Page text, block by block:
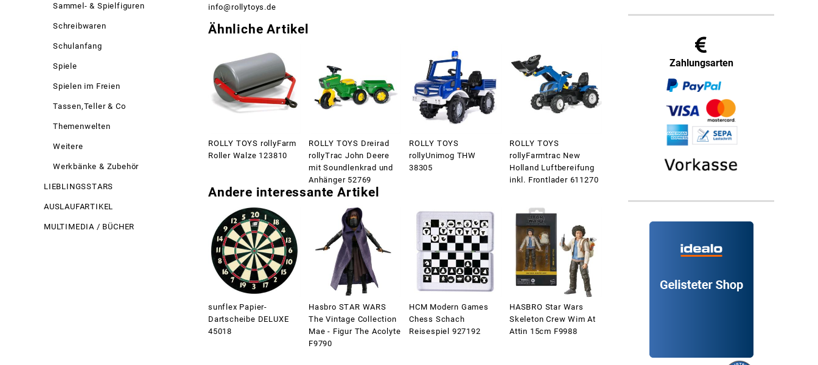
Sammel- & Spielfiguren
Schreibwaren
Schulanfang
Spiele
Spielen im Freien
Tassen,Teller & Co
Themenwelten
Weitere
Werkbänke & Zubehör
LIEBLINGSSTARS
AUSLAUFARTIKEL
MULTIMEDIA / BÜCHER
info@rollytoys.de
Ähnliche Artikel
ROLLY TOYS rollyFarm
Roller Walze 123810
ROLLY TOYS Dreirad
rollyTrac John Deere
mit Soundlenkrad und
Anhänger 52769
ROLLY TOYS
rollyUnimog THW
38305
ROLLY TOYS
rollyFarmtrac New
Holland Luftbereifung
inkl. Frontlader 611270
Andere interessante Artikel
sunflex Papier-
Dartscheibe DELUXE
45018
Hasbro STAR WARS
The Vintage Collection
Mae - Figur The Acolyte
F9790
HCM Modern Games
Chess Schach
Reisespiel 927192
HASBRO Star Wars
Skeleton Crew Wim At
Attin 15cm F9988
Zahlungsarten